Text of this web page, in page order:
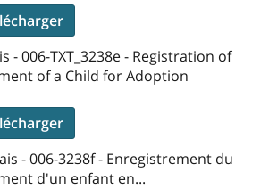
- 006-TXT_3238e - Registration of
of a Child for Adoption
- 006-3238f - Enregistrement du
d'un enfant en...